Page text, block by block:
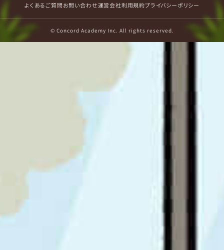
よくあるご質問お問い合わせ運営会社利用規約プライバシーポリシー
© Concord Academy Inc. All rights reserved.